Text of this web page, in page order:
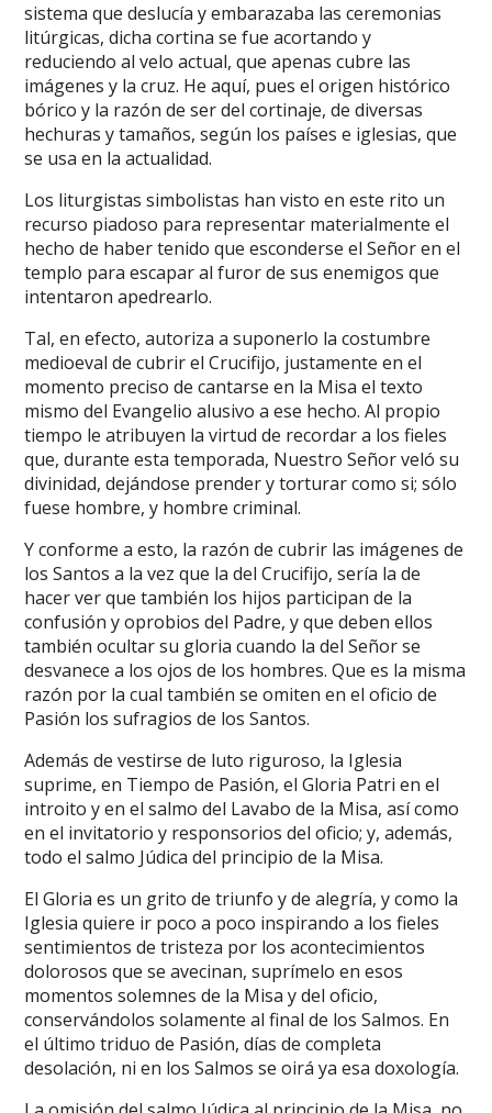
sistema que deslucía y embarazaba las ceremonias
litúrgicas, dicha cortina se fue acortando y
reduciendo al velo actual, que apenas cubre las
imágenes y la cruz. He aquí, pues el origen histórico
bórico y la razón de ser del cortinaje, de diversas
hechuras y tamaños, según los países e iglesias, que
se usa en la actualidad.
Los liturgistas simbolistas han visto en este rito un
recurso piadoso para representar materialmente el
hecho de haber tenido que esconderse el Señor en el
templo para escapar al furor de sus enemigos que
intentaron apedrearlo.
Tal, en efecto, autoriza a suponerlo la costumbre
medioeval de cubrir el Crucifijo, justamente en el
momento preciso de cantarse en la Misa el texto
mismo del Evangelio alusivo a ese hecho. Al propio
tiempo le atribuyen la virtud de recordar a los fieles
que, durante esta temporada, Nuestro Señor veló su
divinidad, dejándose prender y torturar como si; sólo
fuese hombre, y hombre criminal.
Y conforme a esto, la razón de cubrir las imágenes de
los Santos a la vez que la del Crucifijo, sería la de
hacer ver que también los hijos participan de la
confusión y oprobios del Padre, y que deben ellos
también ocultar su gloria cuando la del Señor se
desvanece a los ojos de los hombres. Que es la misma
razón por la cual también se omiten en el oficio de
Pasión los sufragios de los Santos.
Además de vestirse de luto riguroso, la Iglesia
suprime, en Tiempo de Pasión, el Gloria Patri en el
introito y en el salmo del Lavabo de la Misa, así como
en el invitatorio y responsorios del oficio; y, además,
todo el salmo Júdica del principio de la Misa.
El Gloria es un grito de triunfo y de alegría, y como la
Iglesia quiere ir poco a poco inspirando a los fieles
sentimientos de tristeza por los acontecimientos
dolorosos que se avecinan, suprímelo en esos
momentos solemnes de la Misa y del oficio,
conservándolos solamente al final de los Salmos. En
el último triduo de Pasión, días de completa
desolación, ni en los Salmos se oirá ya esa doxología.